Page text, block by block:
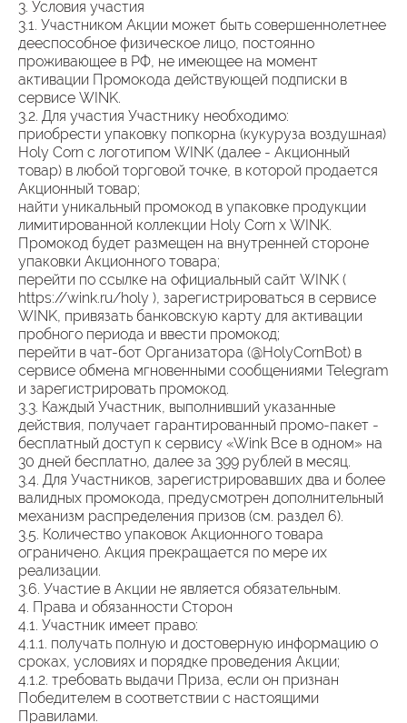
3. Условия участия
3.1. Участником Акции может быть совершеннолетнее
дееспособное физическое лицо, постоянно
проживающее в РФ, не имеющее на момент
активации Промокода действующей подписки в
сервисе WINK.
3.2. Для участия Участнику необходимо:
приобрести упаковку попкорна (кукуруза воздушная)
Holy Corn с логотипом WINK (далее - Акционный
товар) в любой торговой точке, в которой продается
Акционный товар;
найти уникальный промокод в упаковке продукции
лимитированной коллекции Holy Corn х WINK.
Промокод будет размещен на внутренней стороне
упаковки Акционного товара;
перейти по ссылке на официальный сайт WINK (
https://wink.ru/holy ), зарегистрироваться в сервисе
WINK, привязать банковскую карту для активации
пробного периода и ввести промокод;
перейти в чат-бот Организатора (@HolyCornBot) в
сервисе обмена мгновенными сообщениями Telegram
и зарегистрировать промокод.
3.3. Каждый Участник, выполнивший указанные
действия, получает гарантированный промо-пакет -
бесплатный доступ к сервису «Wink Все в одном» на
30 дней бесплатно, далее за 399 рублей в месяц.
3.4. Для Участников, зарегистрировавших два и более
валидных промокода, предусмотрен дополнительный
механизм распределения призов (см. раздел 6).
3.5. Количество упаковок Акционного товара
ограничено. Акция прекращается по мере их
реализации.
3.6. Участие в Акции не является обязательным.
4. Права и обязанности Сторон
4.1. Участник имеет право:
4.1.1. получать полную и достоверную информацию о
сроках, условиях и порядке проведения Акции;
4.1.2. требовать выдачи Приза, если он признан
Победителем в соответствии с настоящими
Правилами.